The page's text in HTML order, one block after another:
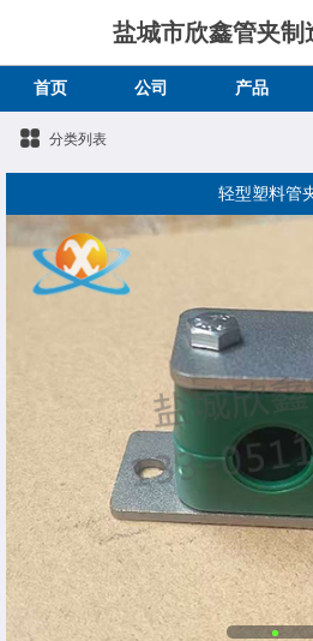
盐城市欣鑫管夹制
首页 公司 产品
分类列表
轻型塑料管